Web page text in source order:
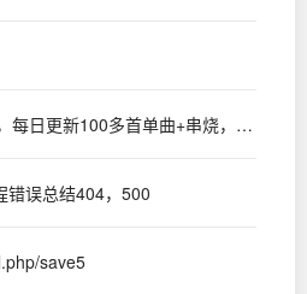
DJ舞曲数据7万左右，每日更新100多首单曲+串烧，视频MP4舞曲7000首左右，对外出租,每月只需要200元。同时对外出租硬盘，存放舞曲500G,1T,2T,都可以，每年只需要500-1000不等，省去服务器费用，
错误总结404，500
save5